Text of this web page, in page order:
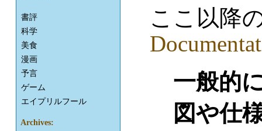
ここ以降
一般的
図や仕
書評
科学
美食
漫画
予言
ゲーム
エイプリルフール
Archives: